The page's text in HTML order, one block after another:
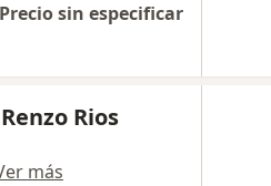
Precio sin especificar
Rios
más